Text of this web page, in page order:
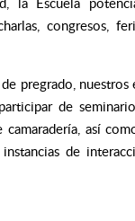
congresos,
pregrado,
de
camaradería, así
de